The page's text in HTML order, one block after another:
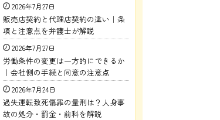
2026年7月27日
販売店契約と代理店契約の違い｜条
項と注意点を弁護士が解説
2026年7月27日
労働条件の変更は一方的にできるか
｜会社側の手続と同意の注意点
2026年7月24日
過失運転致死傷罪の量刑は？人身事
故の処分・罰金・前科を解説